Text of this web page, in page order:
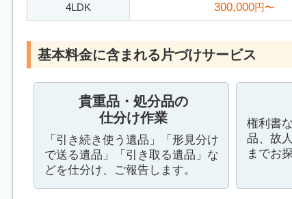
4LDK 300,000円〜
基本料金に含まれる片づけサービス
貴重品・処分品の
仕分け作業
「引き続き使う遺品」「形見分け
で送る遺品」「引き取る遺品」な
どを仕分け、ご報告します。
権利書
品、故
までお